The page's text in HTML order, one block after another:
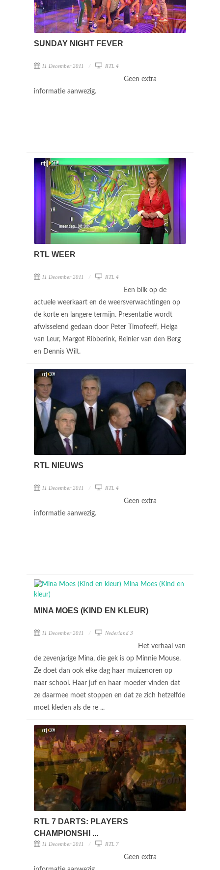
SUNDAY NIGHT FEVER
11 December 2011 RTL 4
Geen extra
informatie aanwezig.
RTL WEER
11 December 2011 RTL 4
Een blik op de
actuele weerkaart en de weersverwachtingen op
de korte en langere termijn. Presentatie wordt
afwisselend gedaan door Peter Timofeeff, Helga
van Leur, Margot Ribberink, Reinier van den Berg
en Dennis Wilt.
RTL NIEUWS
11 December 2011 RTL 4
Geen extra
informatie aanwezig.
MINA MOES (KIND EN KLEUR)
11 December 2011 Nederland 3
Het verhaal van
de zevenjarige Mina, die gek is op Minnie Mouse.
Ze doet dan ook elke dag haar muizenoren op
naar school. Haar juf en haar moeder vinden dat
ze daarmee moet stoppen en dat ze zich hetzelfde
moet kleden als de re ...
RTL 7 DARTS: PLAYERS
CHAMPIONSHI ...
11 December 2011 RTL 7
Geen extra